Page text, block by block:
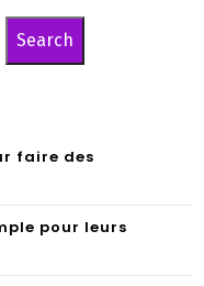
Search
faire des
pour leurs